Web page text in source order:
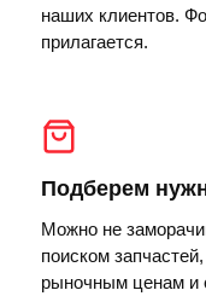
наших клиентов.
прилагается.
Подберем
Можно не
поиском
рыночным ценам и